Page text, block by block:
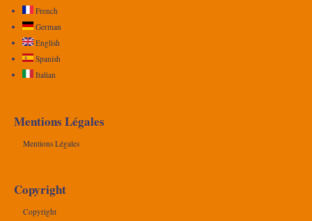
French
German
English
Spanish
Italian
Mentions Légales
Mentions Légales
Copyright
Copyright